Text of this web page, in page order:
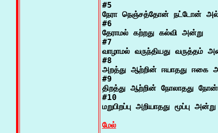
#5
நேரா நெஞ்சத்தோன் நட்டோன்
#6
தேராமல் கற்றது கல்வி அன்று
#7
வாழாமல் வருந்தியது வருத்தம்
#8
அறத்து ஆற்றின் ஈயாதது ஈகை
#9
திறத்து ஆற்றின் நோலாதது
#10
மறுபிறப்பு அறியாதது மூப்பு அன்று
மேல்